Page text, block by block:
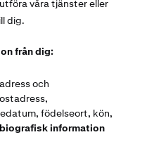
våra tjänster eller
dig.
från dig:
och
födelseort, kön,
biografisk information